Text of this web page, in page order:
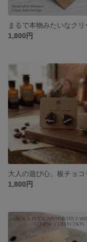
1,800円
1,800円